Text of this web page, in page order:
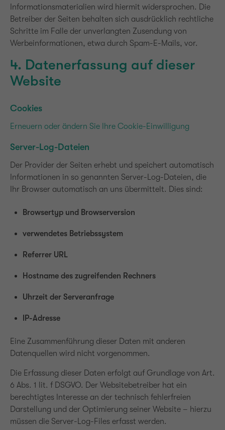
Informationsmaterialien wird hiermit widersprochen. Die
Betreiber der Seiten behalten sich ausdrücklich rechtliche
Schritte im Falle der unverlangten Zusendung von
Werbeinformationen, etwa durch Spam-E-Mails, vor.
4. Datenerfassung auf dieser
Website
Cookies
Erneuern oder ändern Sie Ihre Cookie-Einwilligung
Server-Log-Dateien
Der Provider der Seiten erhebt und speichert automatisch
Informationen in so genannten Server-Log-Dateien, die
Ihr Browser automatisch an uns übermittelt. Dies sind:
Browsertyp und Browserversion
verwendetes Betriebssystem
Referrer URL
Hostname des zugreifenden Rechners
Uhrzeit der Serveranfrage
IP-Adresse
Eine Zusammenführung dieser Daten mit anderen
Datenquellen wird nicht vorgenommen.
Die Erfassung dieser Daten erfolgt auf Grundlage von Art.
6 Abs. 1 lit. f DSGVO. Der Websitebetreiber hat ein
berechtigtes Interesse an der technisch fehlerfreien
Darstellung und der Optimierung seiner Website – hierzu
müssen die Server-Log-Files erfasst werden.